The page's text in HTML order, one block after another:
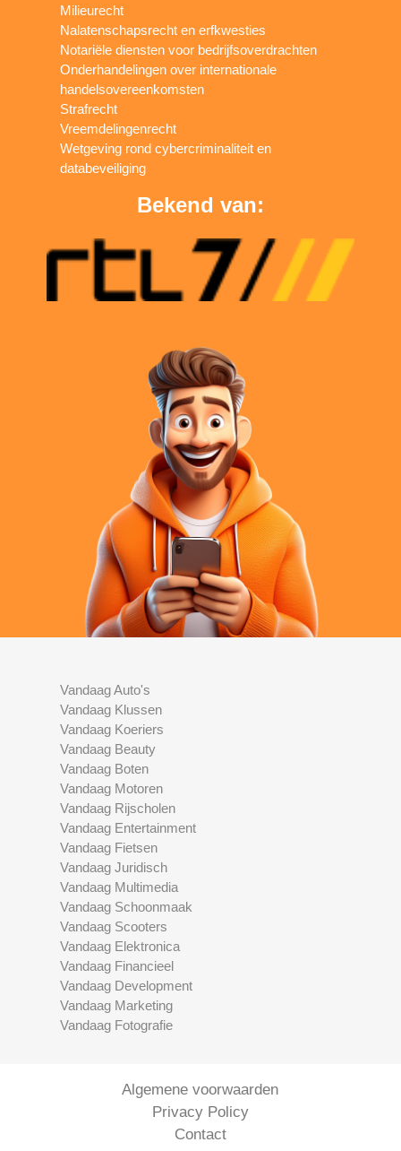
Milieurecht
Nalatenschapsrecht en erfkwesties
Notariële diensten voor bedrijfsoverdrachten
Onderhandelingen over internationale
handelsovereenkomsten
Strafrecht
Vreemdelingenrecht
Wetgeving rond cybercriminaliteit en
databeveiliging
Bekend van:
Vandaag Auto's
Vandaag Klussen
Vandaag Koeriers
Vandaag Beauty
Vandaag Boten
Vandaag Motoren
Vandaag Rijscholen
Vandaag Entertainment
Vandaag Fietsen
Vandaag Juridisch
Vandaag Multimedia
Vandaag Schoonmaak
Vandaag Scooters
Vandaag Elektronica
Vandaag Financieel
Vandaag Development
Vandaag Marketing
Vandaag Fotografie
Algemene voorwaarden
Privacy Policy
Contact